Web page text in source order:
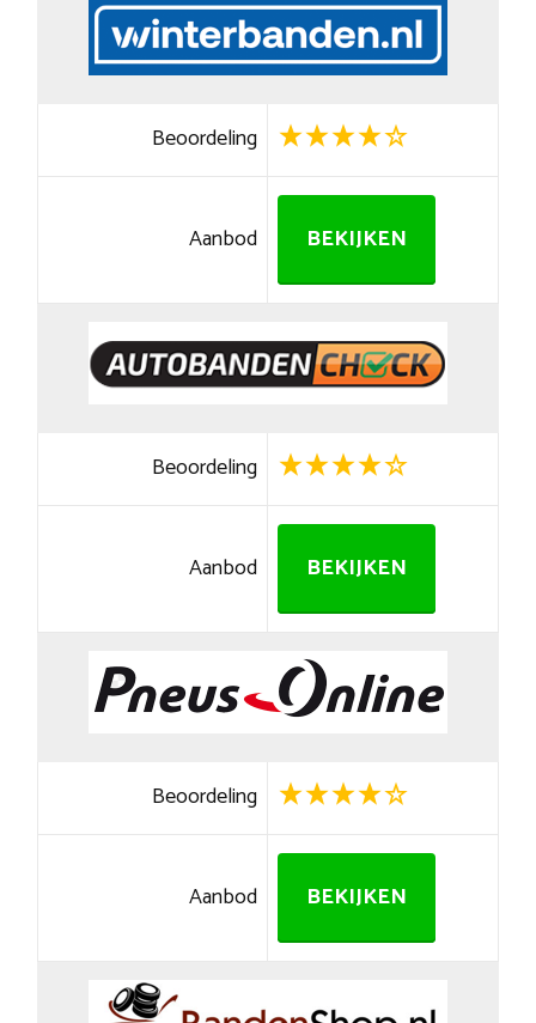
Beoordeling
Aanbod BEKIJKEN
Beoordeling
Aanbod BEKIJKEN
Beoordeling
Aanbod BEKIJKEN